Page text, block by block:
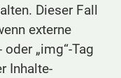
Dieser Fall
externe
oder „img“-Tag
Inhalte-